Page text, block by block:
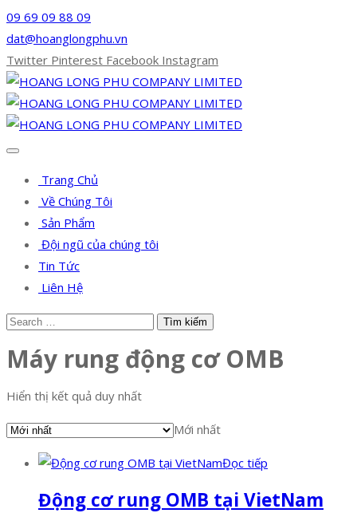
09 69 09 88 09
dat@hoanglongphu.vn
Twitter Pinterest Facebook Instagram
Trang Chủ
Về Chúng Tôi
Sản Phẩm
Đội ngũ của chúng tôi
Tin Tức
Liên Hệ
Máy rung động cơ OMB
Hiển thị kết quả duy nhất
Mới nhất
Đọc tiếp
Động cơ rung OMB tại VietNam